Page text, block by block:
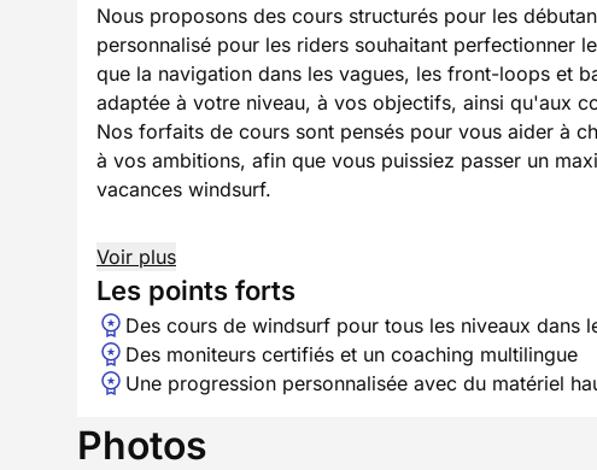
Nous proposons des cours structurés pour les
personnalisé pour les riders souhaitant perfectionner
que la navigation dans les vagues, les front-loops et
adaptée à votre niveau, à vos objectifs, ainsi qu'aux
Nos forfaits de cours sont pensés pour vous aider à
à vos ambitions, afin que vous puissiez passer un
vacances windsurf.
Voir plus
Les points forts
Des cours de windsurf pour tous les niveaux dans
Des moniteurs certifiés et un coaching multilingue
Une progression personnalisée avec du matériel
Photos